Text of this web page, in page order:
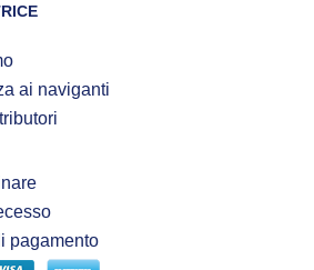
ai naviganti
pagamento